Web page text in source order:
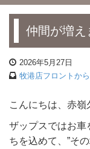
仲間が増え
2026年5月27日
牧港店フロントから
こんにちは、赤嶺
ザップスではお車
ちを込めて、”そ